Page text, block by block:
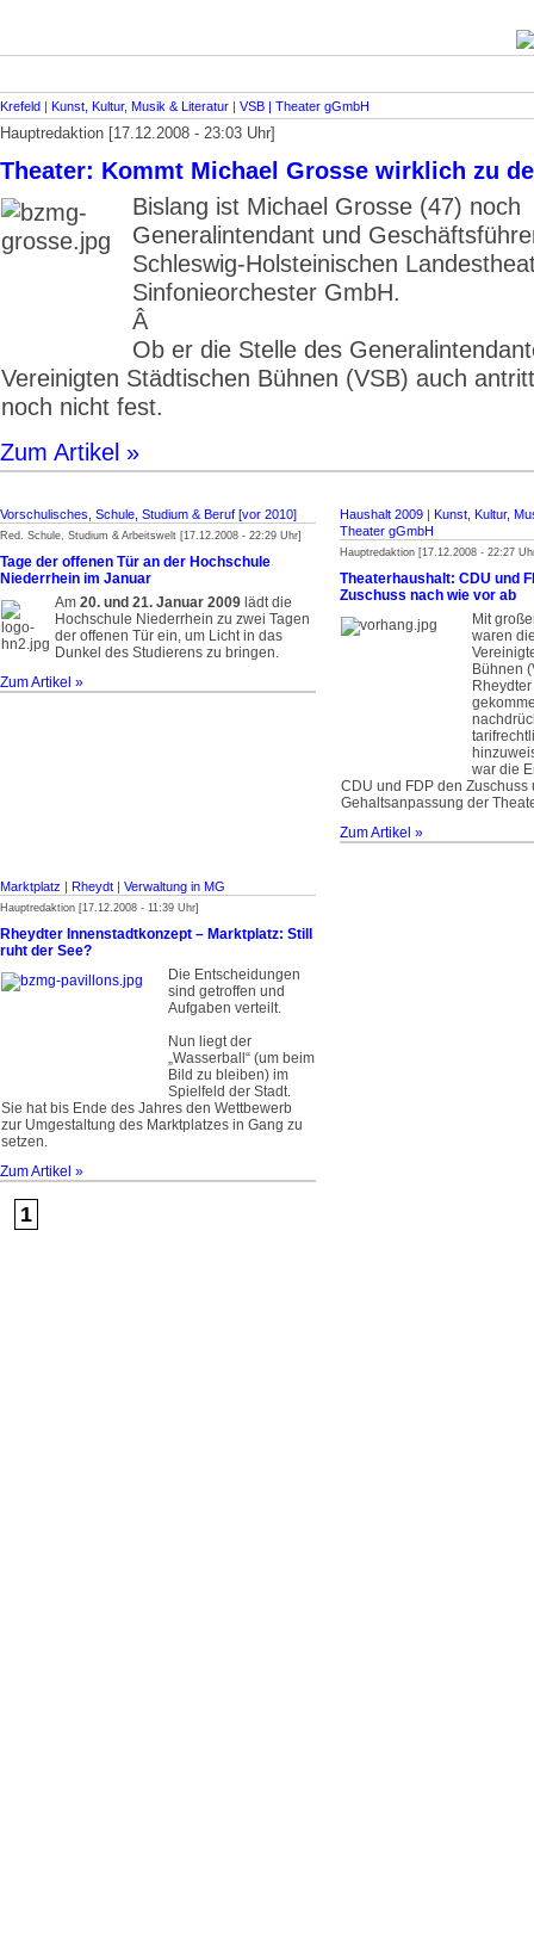
Krefeld | Kunst, Kultur, Musik & Literatur | VSB | Theater gGmbH
Hauptredaktion [17.12.2008 - 23:03 Uhr]
Theater: Kommt Michael Grosse wirklich zu
Bislang ist Michael Grosse (47) noch
Generalintendant und
Schleswig-Holsteinischen
Sinfonieorchester GmbH.
Â
Ob er die Stelle des
Vereinigten Städtischen Bühnen (VSB) auch
noch nicht fest.
Zum Artikel »
Vorschulisches, Schule, Studium & Beruf [vor 2010]
Red. Schule, Studium & Arbeitswelt [17.12.2008 - 22:29 Uhr]
Tage der offenen Tür an der Hochschule
Niederrhein im Januar
Am 20. und 21. Januar 2009 lädt die
Hochschule Niederrhein zu zwei Tagen
der offenen Tür ein, um Licht in das
Dunkel des Studierens zu bringen.
Zum Artikel »
Haushalt 2009 | Kunst, Kultur,
Theater gGmbH
Hauptredaktion [17.12.2008 - 22:27
Theaterhaushalt: CDU und
Zuschuss nach wie vor ab
Mit
waren
Bühnen
war die
CDU und FDP den Zuschuss
Gehaltsanpassung der
Zum Artikel »
Marktplatz | Rheydt | Verwaltung in MG
Hauptredaktion [17.12.2008 - 11:39 Uhr]
Rheydter Innenstadtkonzept – Marktplatz: Still
ruht der See?
Die Entscheidungen
sind getroffen und
Aufgaben verteilt.
Nun liegt der
„Wasserball“ (um beim
Bild zu bleiben) im
Spielfeld der Stadt.
Sie hat bis Ende des Jahres den Wettbewerb
zur Umgestaltung des Marktplatzes in Gang zu
setzen.
Zum Artikel »
1